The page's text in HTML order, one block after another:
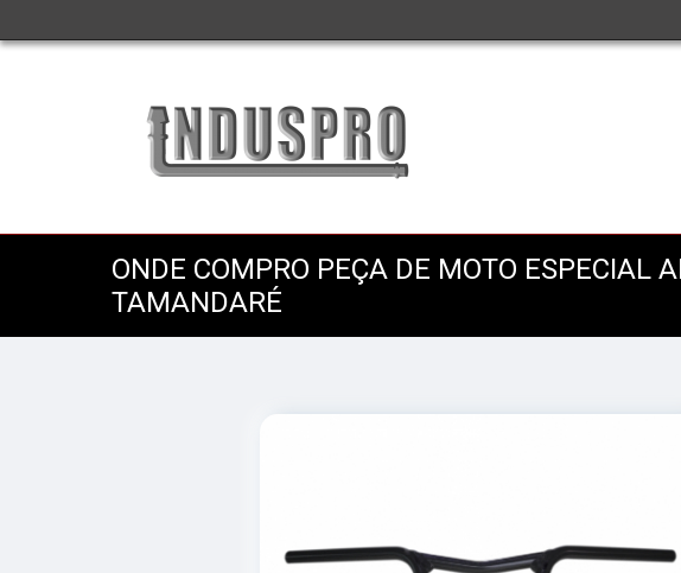
ONDE COMPRO PEÇA DE MOTO ESPECIAL
TAMANDARÉ